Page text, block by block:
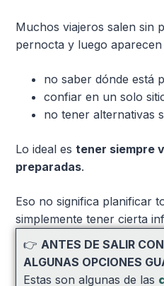
Muchos viajeros salen sin
pernocta y luego
no saber dónde está
confiar en un solo
no tener alternativas
Lo ideal estener siempre
preparadas.
Eso no significa planificar
simplemente tener cierta
👉 ANTES DE SALIR
ALGUNAS OPCIONES
Estas son algunas de las